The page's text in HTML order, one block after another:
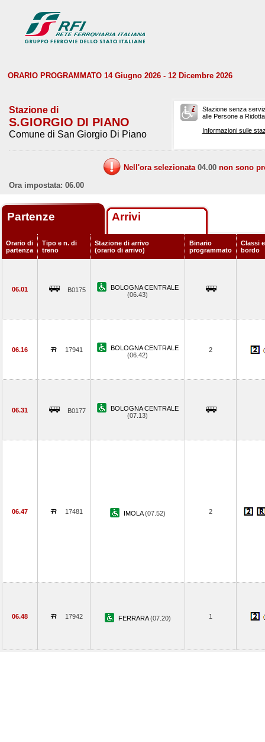
ORARIO PROGRAMMATO 14 Giugno 2026 - 12 Dicembre 2026
Stazione di
S.GIORGIO DI PIANO
Comune di San Giorgio Di Piano
Stazione senza
alle Persone a
Informazioni sulle
Nell'ora selezionata 04.00 non sono
Ora impostata: 06.00
Partenze Arrivi
Orario di
partenza
Tipo e n. di
treno
Stazione di arrivo
(orario di arrivo)
Binario
programmato
Classi
bordo
06.01 B0175
BOLOGNA CENTRALE
(06.43)
06.16 17941
BOLOGNA CENTRALE
(06.42)
2
06.31 B0177
BOLOGNA CENTRALE
(07.13)
06.47 17481 IMOLA(07.52) 2
06.48 17942 FERRARA(07.20) 1